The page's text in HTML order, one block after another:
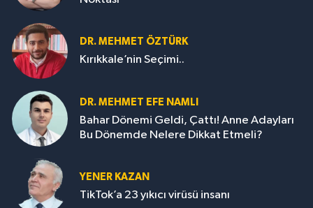
DR. MEHMET ÖZTÜRK
Kırıkkale’nin Seçimi..
DR. MEHMET EFE NAMLI
Bahar Dönemi Geldi, Çattı! Anne Adayları
Bu Dönemde Nelere Dikkat Etmeli?
YENER KAZAN
TikTok’a 23 yıkıcı virüsü insanı